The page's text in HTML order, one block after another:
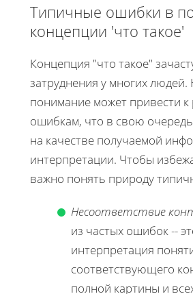
Типичные ошибки в
концепции 'что такое'
Концепция "что такое"
затруднения у многих
понимание может привести
ошибкам, что в свою очередь
на качестве получаемой
интерпретации. Чтобы
важно понять природу
Несоответствие
из частых ошибок --
интерпретация
соответствующего
полной картины и